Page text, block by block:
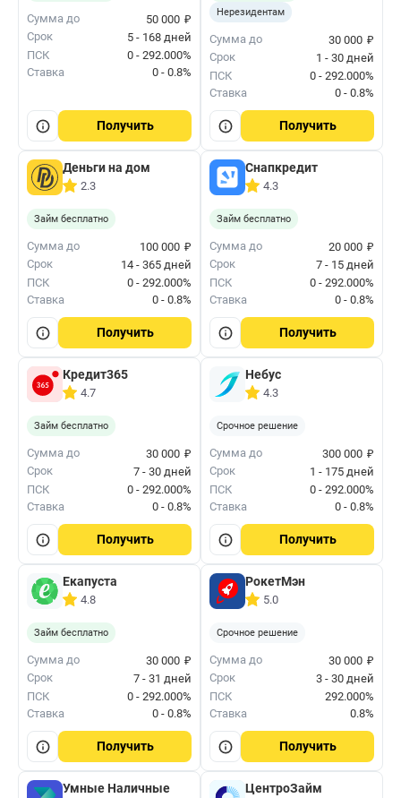
Сумма до 50 000 ₽
Срок
5 - 168 дней
ПСК
0 - 292.000%
Ставка
0 - 0.8%
Получить
Нерезидентам
Сумма до 30 000 ₽
Срок
1 - 30 дней
ПСК
0 - 292.000%
Ставка
0 - 0.8%
Получить
Деньги на дом
2.3
Займ бесплатно
Сумма до 100 000 ₽
Срок
14 - 365 дней
ПСК
0 - 292.000%
Ставка
0 - 0.8%
Получить
Снапкредит
4.3
Займ бесплатно
Сумма до 20 000 ₽
Срок
7 - 15 дней
ПСК
0 - 292.000%
Ставка
0 - 0.8%
Получить
Кредит365
4.7
Займ бесплатно
Сумма до 30 000 ₽
Срок
7 - 30 дней
ПСК
0 - 292.000%
Ставка
0 - 0.8%
Получить
Небус
4.3
Срочное решение
Сумма до 300 000 ₽
Срок
1 - 175 дней
ПСК
0 - 292.000%
Ставка
0 - 0.8%
Получить
Екапуста
4.8
Займ бесплатно
Сумма до 30 000 ₽
Срок
7 - 31 дней
ПСК
0 - 292.000%
Ставка
0 - 0.8%
Получить
РокетМэн
5.0
Срочное решение
Сумма до 30 000 ₽
Срок
3 - 30 дней
ПСК
292.000%
Ставка
0.8%
Получить
Умные Наличные ЦентроЗайм